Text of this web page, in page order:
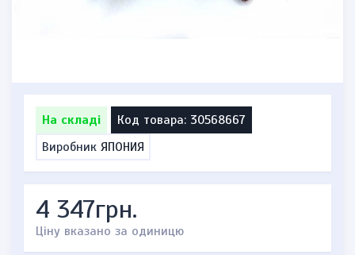
На складі
Код товара: 30568667
Виробник ЯПОНИЯ
4 347грн.
Ціну вказано за одиницю